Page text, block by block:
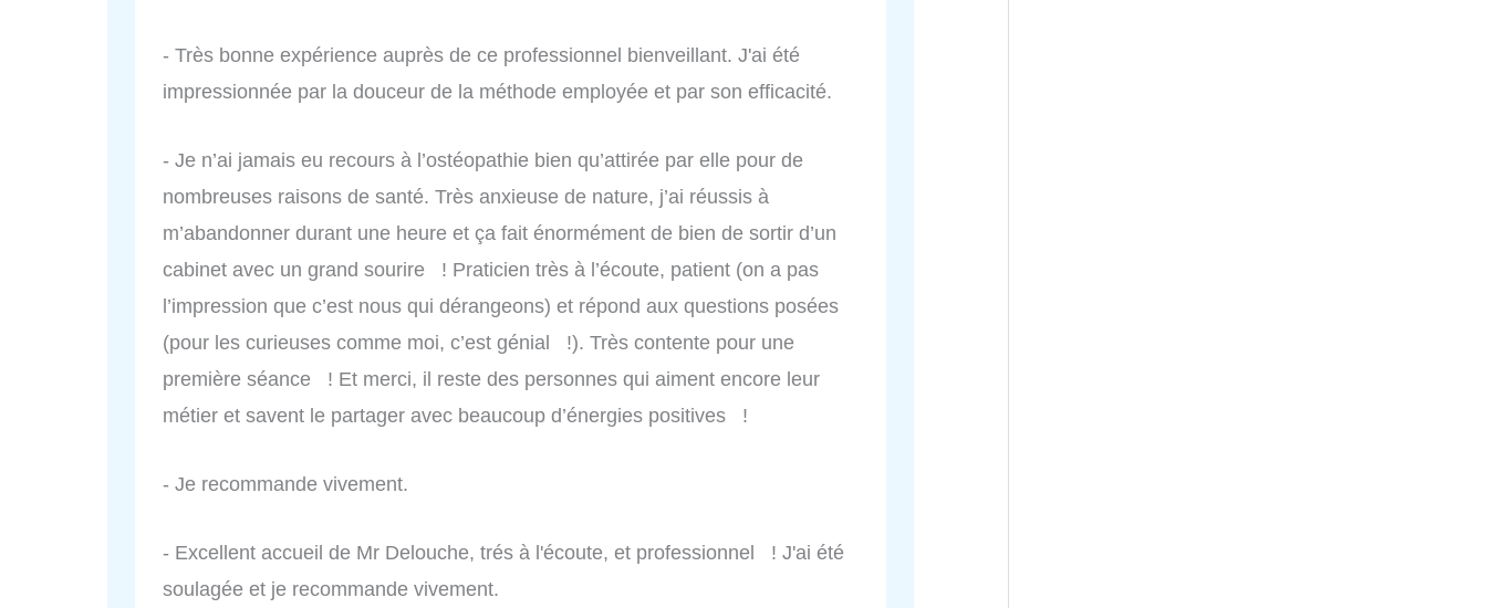
- Très bonne expérience auprès de ce professionnel bienveillant. J'ai été
impressionnée par la douceur de la méthode employée et par son efficacité.
- Je n’ai jamais eu recours à l’ostéopathie bien qu’attirée par elle pour de
nombreuses raisons de santé. Très anxieuse de nature, j’ai réussis à
m’abandonner durant une heure et ça fait énormément de bien de sortir d’un
cabinet avec un grand sourire ! Praticien très à l’écoute, patient (on a pas
l’impression que c’est nous qui dérangeons) et répond aux questions posées
(pour les curieuses comme moi, c’est génial !). Très contente pour une
première séance ! Et merci, il reste des personnes qui aiment encore leur
métier et savent le partager avec beaucoup d’énergies positives !
- Je recommande vivement.
- Excellent accueil de Mr Delouche, trés à l'écoute, et professionnel ! J'ai été
soulagée et je recommande vivement.